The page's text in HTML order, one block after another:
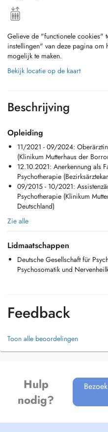
Gelieve de "functionele cookies"
instellingen" van deze pagina om
mogelijk te maken.
Bekijk locatie op de kaart
Beschrijving
Opleiding
11/2021 - 09/2024:
(Klinikum Mutterhaus der
12.10.2021: Anerkennung als
Psychotherapie
09/2015 - 10/2021:
Psychotherapie (Klinikum
Deutschland)
Zie alle
Lidmaatschappen
Deutsche Gesellschaft für
Psychosomatik und
Feedback
Toon alle beoordelingen
Hulp
nodig?